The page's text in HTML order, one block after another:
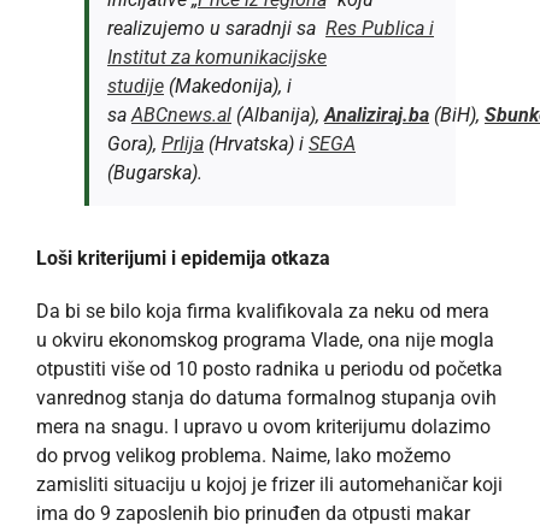
realizujemo u saradnji sa Res Publica i
Institut za komunikacijske
studije (Makedonija), i
saABCnews.al (Albanija),Analiziraj.ba (BiH),
Gora), Prlija (Hrvatska) i SEGA
(Bugarska).
Loši kriterijumi i epidemija otkaza
Da bi se bilo koja firma kvalifikovala za neku od mera
u okviru ekonomskog programa Vlade, ona nije mogla
otpustiti više od 10 posto radnika u periodu od početka
vanrednog stanja do datuma formalnog stupanja ovih
mera na snagu. I upravo u ovom kriterijumu dolazimo
do prvog velikog problema. Naime, lako možemo
zamisliti situaciju u kojoj je frizer ili automehaničar koji
ima do 9 zaposlenih bio prinuđen da otpusti makar